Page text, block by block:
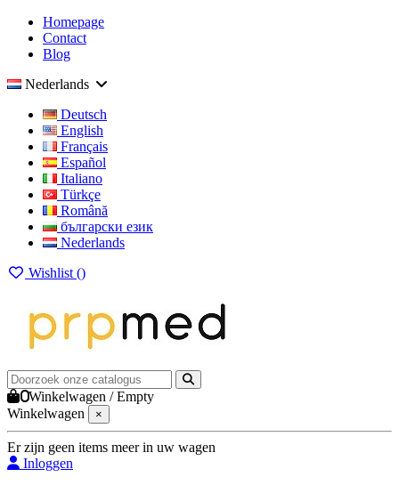
Homepage
Contact
Blog
Nederlands
Deutsch
English
Français
Español
Italiano
Türkçe
Română
български език
Nederlands
Wishlist ()
0Winkelwagen /Empty
Winkelwagen
×
Er zijn geen items meer in uw wagen
Inloggen